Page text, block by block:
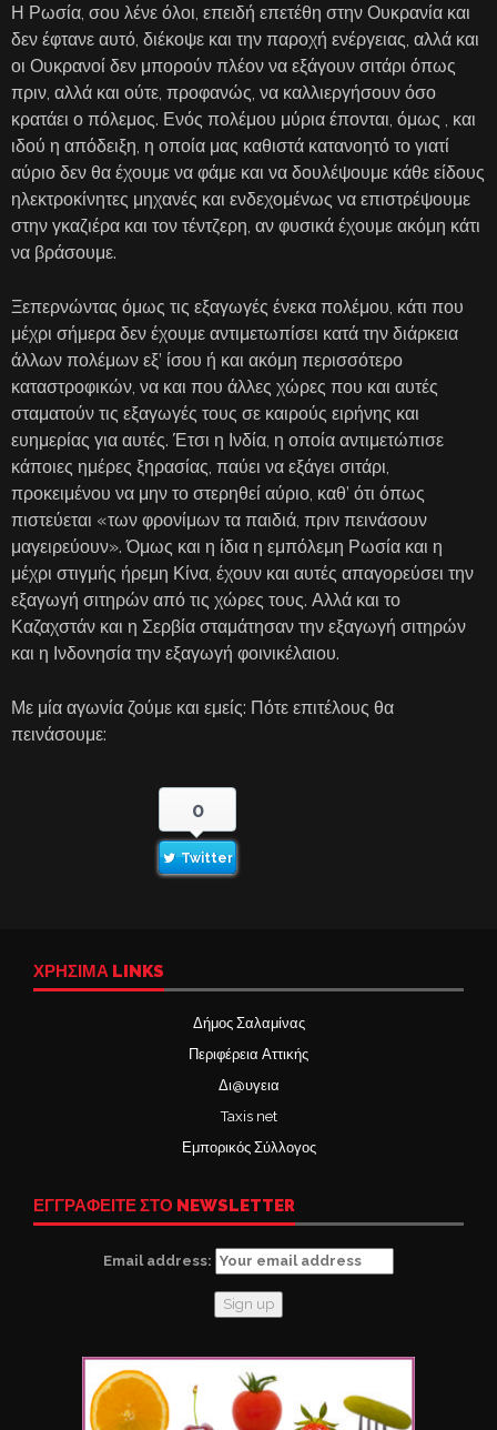
Η Ρωσία, σου λένε όλοι, επειδή επετέθη στην Ουκρανία και
δεν έφτανε αυτό, διέκοψε και την παροχή ενέργειας, αλλά και
οι Ουκρανοί δεν μπορούν πλέον να εξάγουν σιτάρι όπως
πριν, αλλά και ούτε, προφανώς, να καλλιεργήσουν όσο
κρατάει ο πόλεμος. Ενός πολέμου μύρια έπονται, όμως , και
ιδού η απόδειξη, η οποία μας καθιστά κατανοητό το γιατί
αύριο δεν θα έχουμε να φάμε και να δουλέψουμε κάθε είδους
ηλεκτροκίνητες μηχανές και ενδεχομένως να επιστρέψουμε
στην γκαζιέρα και τον τέντζερη, αν φυσικά έχουμε ακόμη κάτι
να βράσουμε.
Ξεπερνώντας όμως τις εξαγωγές ένεκα πολέμου, κάτι που
μέχρι σήμερα δεν έχουμε αντιμετωπίσει κατά την διάρκεια
άλλων πολέμων εξ’ ίσου ή και ακόμη περισσότερο
καταστροφικών, να και που άλλες χώρες που και αυτές
σταματούν τις εξαγωγές τους σε καιρούς ειρήνης και
ευημερίας για αυτές. Έτσι η Ινδία, η οποία αντιμετώπισε
κάποιες ημέρες ξηρασίας, παύει να εξάγει σιτάρι,
προκειμένου να μην το στερηθεί αύριο, καθ’ ότι όπως
πιστεύεται «των φρονίμων τα παιδιά, πριν πεινάσουν
μαγειρεύουν». Όμως και η ίδια η εμπόλεμη Ρωσία και η
μέχρι στιγμής ήρεμη Κίνα, έχουν και αυτές απαγορεύσει την
εξαγωγή σιτηρών από τις χώρες τους. Αλλά και το
Καζαχστάν και η Σερβία σταμάτησαν την εξαγωγή σιτηρών
και η Ινδονησία την εξαγωγή φοινικέλαιου.
Με μία αγωνία ζούμε και εμείς: Πότε επιτέλους θα
πεινάσουμε:
0
Twitter
ΧΡΉΣΙΜΑ LINKS
Δήμος Σαλαμίνας
Περιφέρεια Αττικής
Δι@υγεια
Taxis net
Εμπορικός Σύλλογος
ΕΓΓΡΑΦΕΙΤΕ ΣΤΟ NEWSLETTER
Email address: